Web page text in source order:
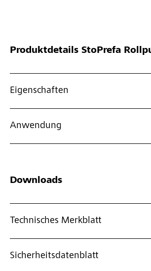
Produktdetails StoPrefa
Eigenschaften
Anwendung
Downloads
Technisches Merkblatt
Sicherheitsdatenblatt